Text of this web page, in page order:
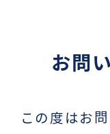
お問
この度はお